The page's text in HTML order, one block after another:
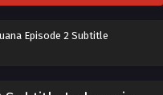
Episode 2 Subtitle